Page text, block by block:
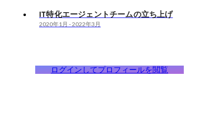
IT特化エージェントチームの立ち上げ
2020年1月 -2022年3月
ログインしてプロフィールを閲覧